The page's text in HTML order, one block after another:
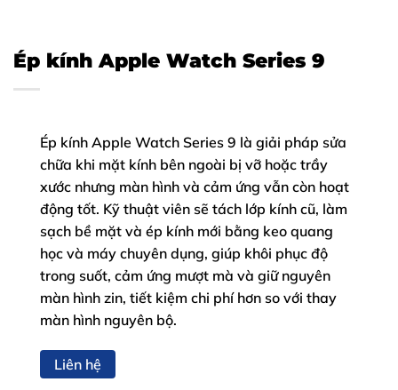
Ép kính Apple Watch Series 9
Ép kính Apple Watch Series 9 là giải pháp sửa
chữa khi mặt kính bên ngoài bị vỡ hoặc trầy
xước nhưng màn hình và cảm ứng vẫn còn hoạt
động tốt. Kỹ thuật viên sẽ tách lớp kính cũ, làm
sạch bề mặt và ép kính mới bằng keo quang
học và máy chuyên dụng, giúp khôi phục độ
trong suốt, cảm ứng mượt mà và giữ nguyên
màn hình zin, tiết kiệm chi phí hơn so với thay
màn hình nguyên bộ.
Liên hệ